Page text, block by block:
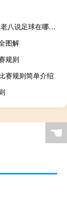
地上足球 李老八说足球在哪看什么梗
图解
规则
赛规则简单介绍
则
通火车
☚